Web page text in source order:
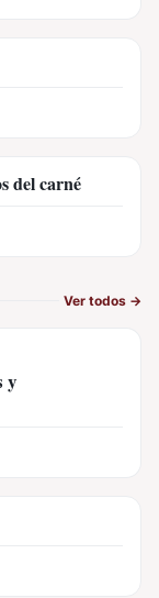
del carné
Ver todos →
y